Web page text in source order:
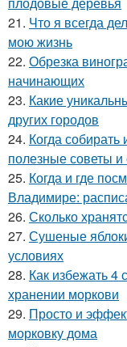
21. Что я всегда
мою жизнь
22. Обрезка
начинающих
23. Какие
других городов
24. Когда
полезные советы и
25. Когда и где
Владимире:
26. Сколько
27. Сушеные
условиях
28. Как избежать
хранении моркови
29. Просто и
морковку дома